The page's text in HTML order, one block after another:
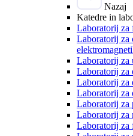
Nazaj
Katedre in
Laboratorij za
Laboratorij za
Laboratorij za
Laboratorij za
Laboratorij za
Laboratorij za
Laboratorij za
Laboratorij za
Laboratorij za